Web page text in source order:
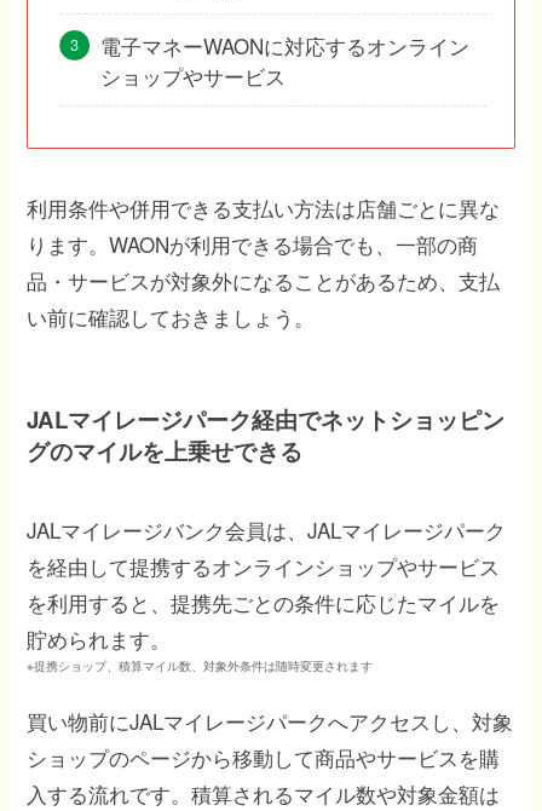
電子マネーWAONに対応するオンライン
ショップやサービス
利用条件や併用できる支払い方法は店舗ごとに異な
ります。WAONが利用できる場合でも、一部の商
品・サービスが対象外になることがあるため、支払
い前に確認しておきましょう。
JALマイレージパーク経由でネットショッピン
グのマイルを上乗せできる
JALマイレージバンク会員は、JALマイレージパーク
を経由して提携するオンラインショップやサービス
を利用すると、提携先ごとの条件に応じたマイルを
貯められます。
※提携ショップ、積算マイル数、対象外条件は随時変更されます
買い物前にJALマイレージパークへアクセスし、対象
ショップのページから移動して商品やサービスを購
入する流れです。積算されるマイル数や対象金額は